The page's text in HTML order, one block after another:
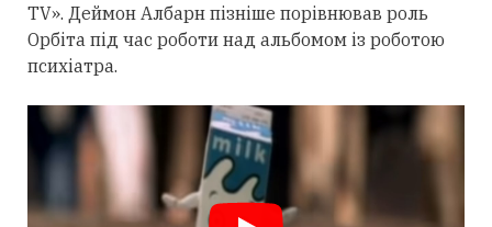
TV». Деймон Албарн пізніше порівнював роль
Орбіта під час роботи над альбомом із роботою
психіатра.